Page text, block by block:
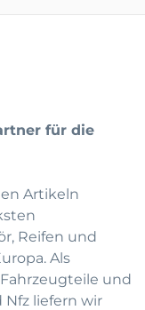
für die
Artikeln
Reifen und
Als
und
Nfz liefern wir